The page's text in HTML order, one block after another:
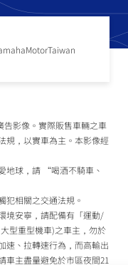
告影像。實際販售車輛之車
規，以實車為主。本影像經
地球，請 “喝酒不騎車、
犯相關之交通法規。
境安寧，請配備有「運動/
型重型機車)之車主，勿於
速、拉轉速行為，而高輸出
車主盡量避免於市區夜間21